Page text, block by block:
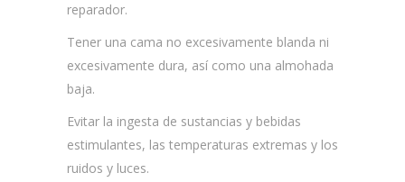
reparador.
Tener una cama no excesivamente blanda ni
excesivamente dura, así como una almohada
baja.
Evitar la ingesta de sustancias y bebidas
estimulantes, las temperaturas extremas y los
ruidos y luces.